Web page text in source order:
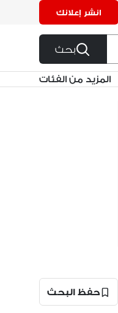
انشر إعلانك
بحث
المزيد من الفئات
حفظ البحث